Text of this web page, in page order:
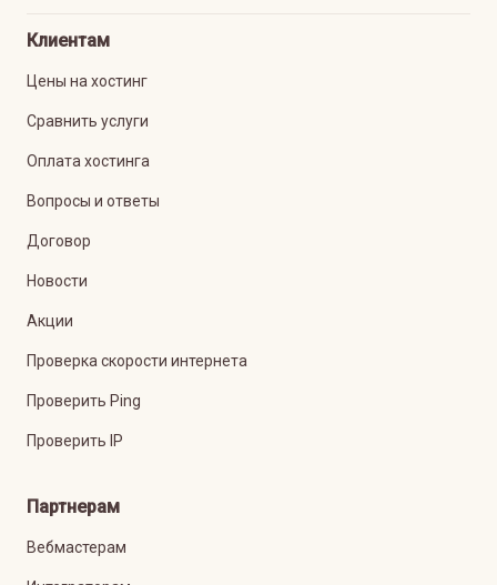
Клиентам
Цены на хостинг
Сравнить услуги
Оплата хостинга
Вопросы и ответы
Договор
Новости
Акции
Проверка скорости интернета
Проверить Ping
Проверить IP
Партнерам
Вебмастерам